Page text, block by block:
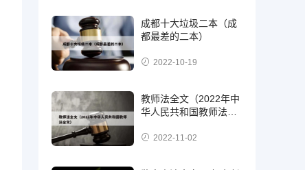
成都十大垃圾二本（成
都最差的二本）
2022-10-19
教师法全文（2022年中
华人民共和国教师法全
2022-11-02